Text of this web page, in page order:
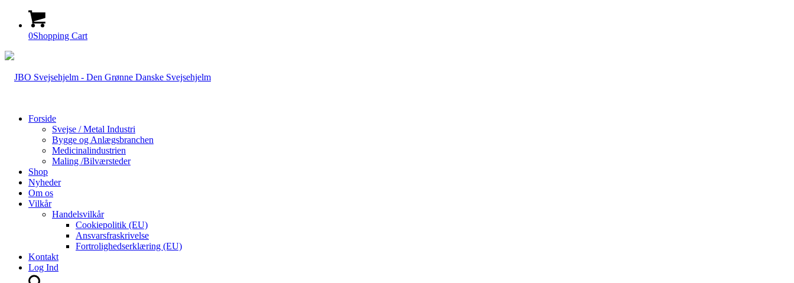
0Shopping Cart
Forside
Svejse / Metal Industri
Bygge og Anlægsbranchen
Medicinalindustrien
Maling /Bilværsteder
Shop
Nyheder
Om os
Vilkår
Handelsvilkår
Cookiepolitik (EU)
Ansvarsfraskrivelse
Fortrolighedserklæring (EU)
Kontakt
Log Ind